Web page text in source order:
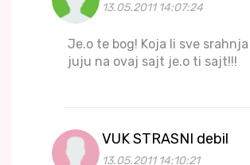
13.05.2011 14:07:24
Je.o te bog! Koja li sve srahnja
juju na ovaj sajt je.o ti sajt!!!
VUK STRASNI debil
13.05.2011 14:10:21